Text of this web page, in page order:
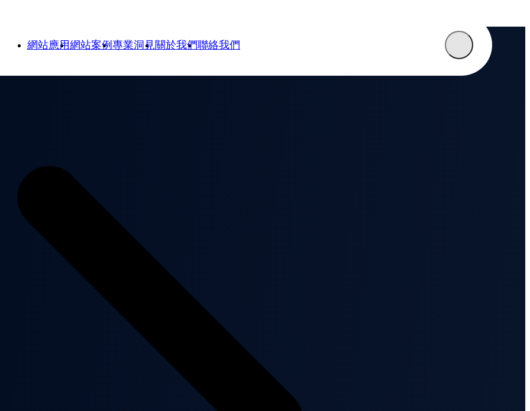
網站應用網站案例 專業洞見關於我們聯絡我們